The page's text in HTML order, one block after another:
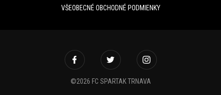
VŠEOBECNÉ OBCHODNÉ PODMIENKY
©2026 FC SPARTAK TRNAVA